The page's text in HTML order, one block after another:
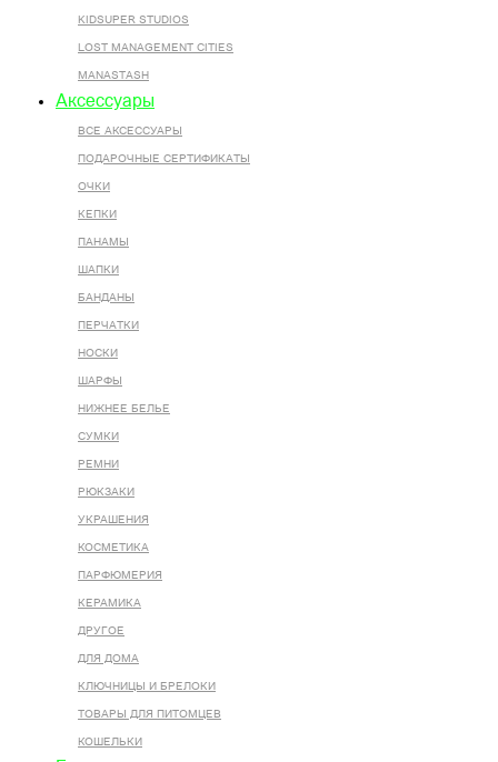
KIDSUPER STUDIOS
LOST MANAGEMENT CITIES
MANASTASH
Аксессуары
ВСЕ AКСЕССУАРЫ
ПОДАРОЧНЫЕ СЕРТИФИКАТЫ
ОЧКИ
КЕПКИ
ПАНАМЫ
ШАПКИ
БАНДАНЫ
ПЕРЧАТКИ
НОСКИ
ШАРФЫ
НИЖНЕЕ БЕЛЬЕ
СУМКИ
РЕМНИ
РЮКЗАКИ
УКРАШЕНИЯ
КОСМЕТИКА
ПАРФЮМЕРИЯ
КЕРАМИКА
ДРУГОЕ
ДЛЯ ДОМА
КЛЮЧНИЦЫ И БРЕЛОКИ
ТОВАРЫ ДЛЯ ПИТОМЦЕВ
КОШЕЛЬКИ